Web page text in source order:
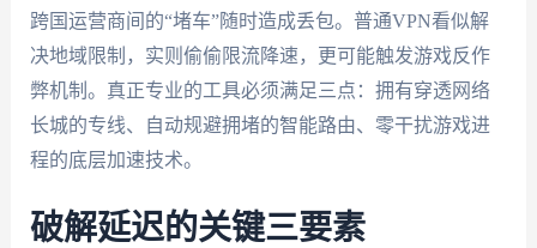
跨国运营商间的“堵车”随时造成丢包。普通VPN看似解
决地域限制，实则偷偷限流降速，更可能触发游戏反作
弊机制。真正专业的工具必须满足三点：拥有穿透网络
长城的专线、自动规避拥堵的智能路由、零干扰游戏进
程的底层加速技术。
破解延迟的关键三要素